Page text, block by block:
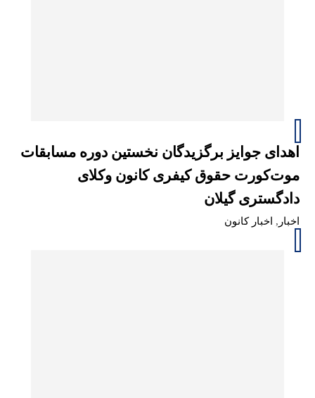
اهدای جوایز برگزیدگان نخستین دوره مسابقات
موت‌کورت حقوق کیفری کانون وکلای
دادگستری گیلان
اخبار , اخبار کانون